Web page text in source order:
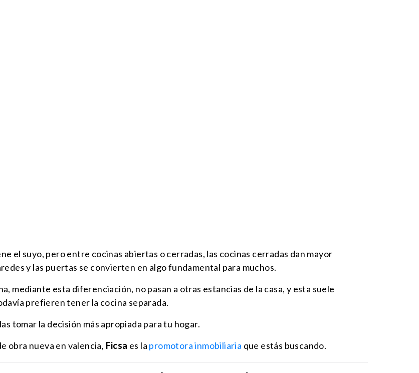
el suyo, pero entre cocinas abiertas o cerradas, las cocinas cerradas dan mayor
y las puertas se convierten en algo fundamental para muchos.
mediante esta diferenciación, no pasan a otras estancias de la casa, y esta suele
prefieren tener la cocina separada.
tomar la decisión más apropiada para tu hogar.
obra nueva en valencia, Ficsa es la promotora inmobiliaria que estás buscando.